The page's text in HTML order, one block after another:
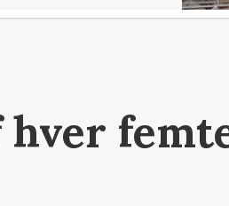
hver